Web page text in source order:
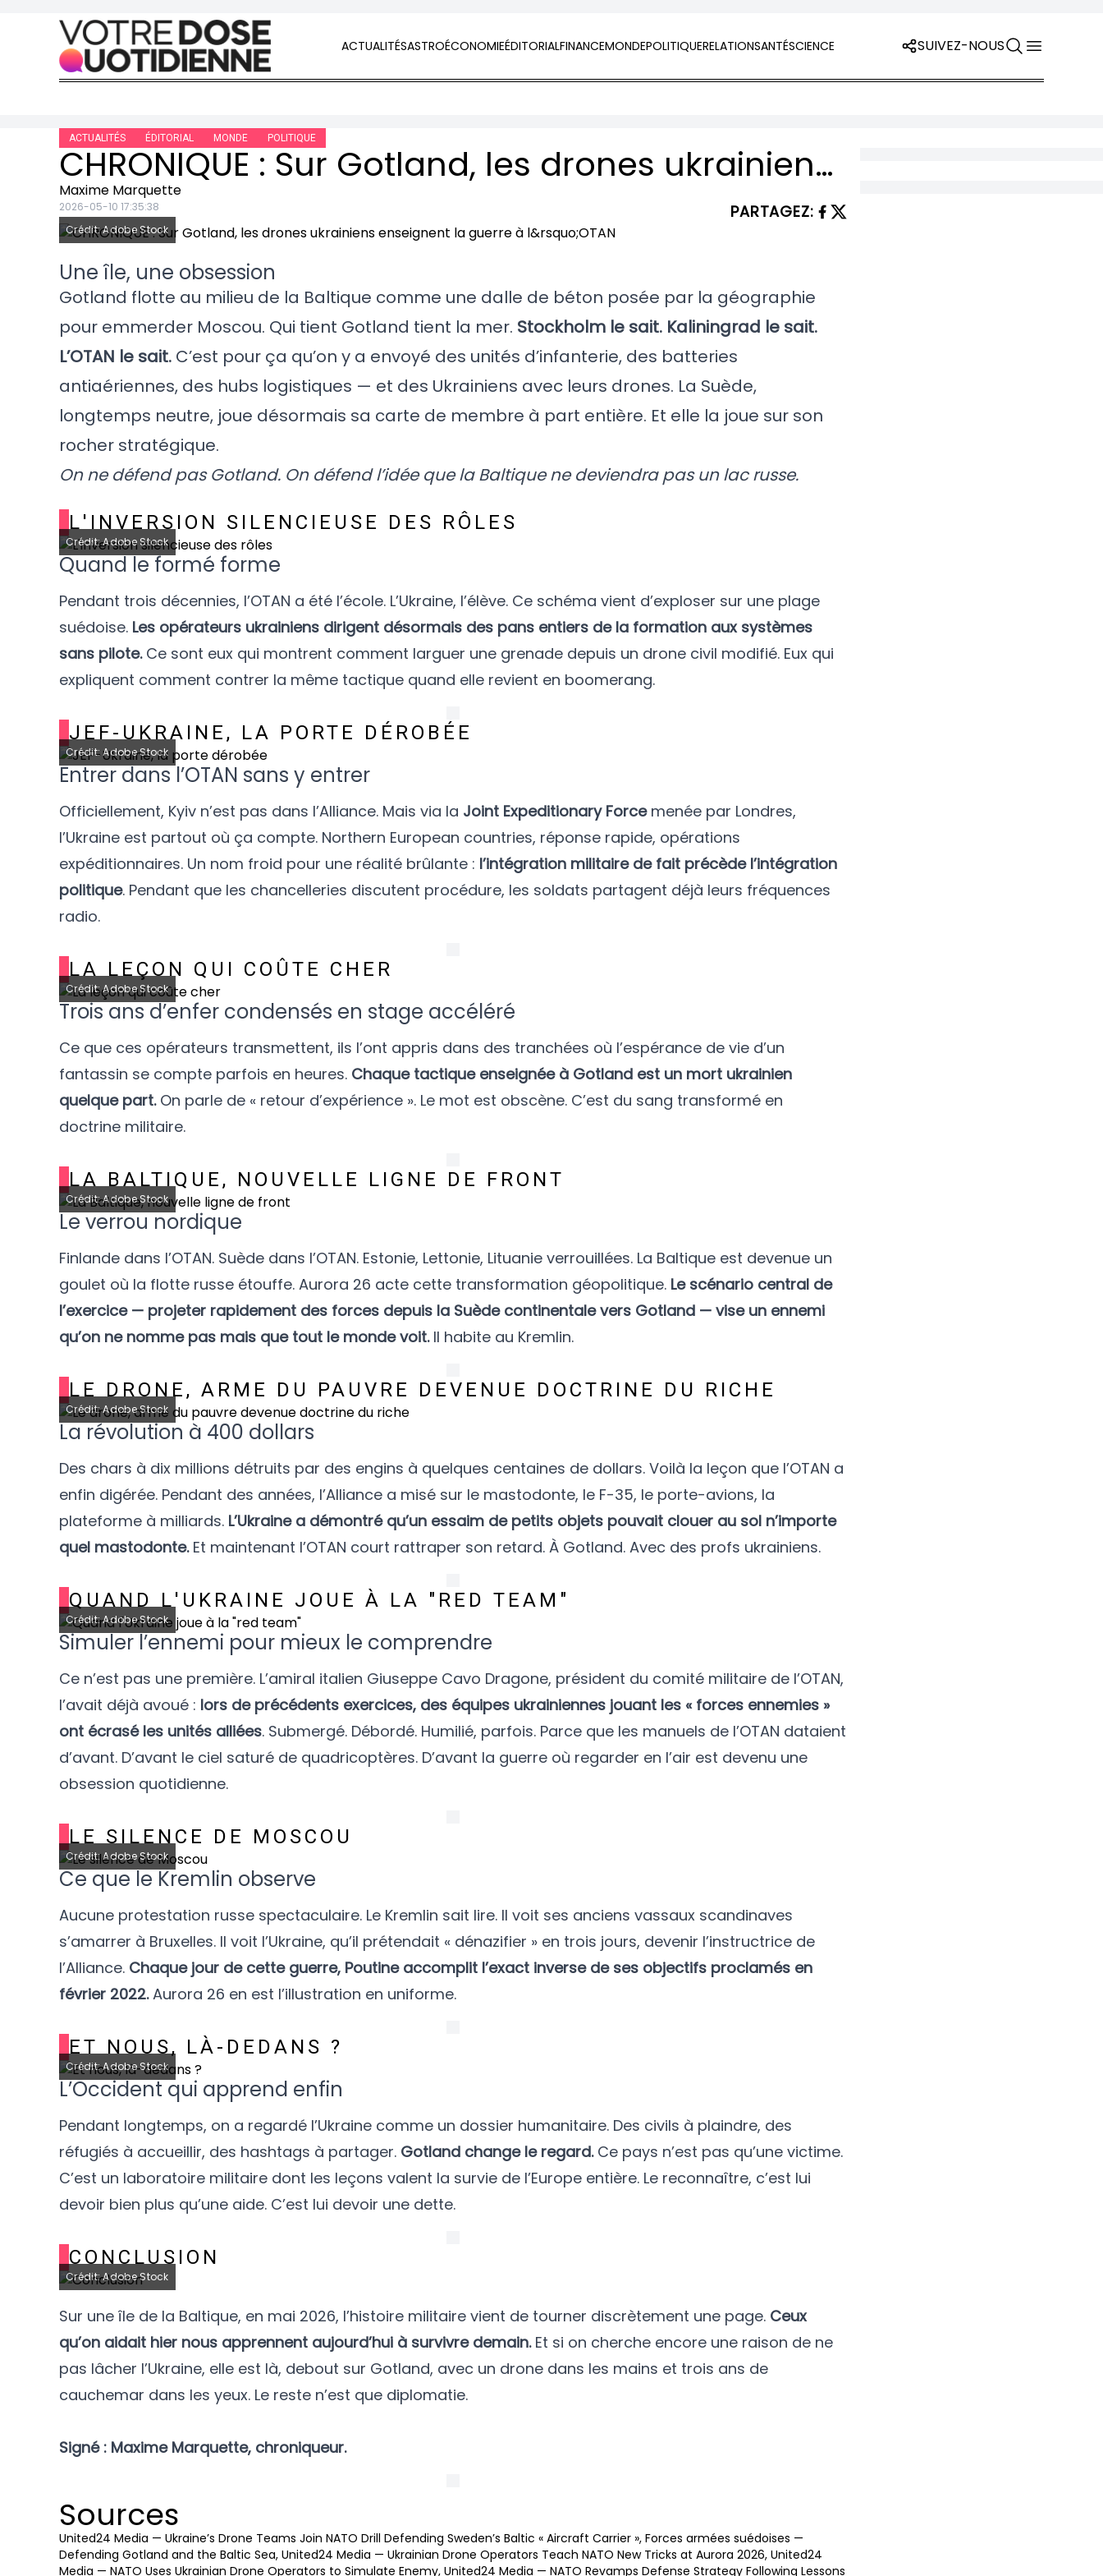
Skip to content
ACTUALITÉSASTROÉCONOMIEÉDITORIALFINANCEMONDEPOLITIQUERELATIONSANTÉSCIENCE SUIVEZ-NOUS
ACTUALITÉS ÉDITORIAL MONDE POLITIQUE
CHRONIQUE : Sur Gotland, les drones ukrainiens enseignent la guerre à l’OTAN
Maxime Marquette
2026-05-10 17:35:38 PARTAGEZ:
Crédit: Adobe Stock
Une île, une obsession
Gotland flotte au milieu de la Baltique comme une dalle de béton posée par la géographie
pour emmerder Moscou. Qui tient Gotland tient la mer. Stockholm le sait. Kaliningrad le sait.
L’OTAN le sait. C’est pour ça qu’on y a envoyé des unités d’infanterie, des batteries
antiaériennes, des hubs logistiques — et des Ukrainiens avec leurs drones. La Suède,
longtemps neutre, joue désormais sa carte de membre à part entière. Et elle la joue sur son
rocher stratégique.
On ne défend pas Gotland. On défend l’idée que la Baltique ne deviendra pas un lac russe.
L'INVERSION SILENCIEUSE DES RÔLES
Crédit: Adobe Stock
Quand le formé forme
Pendant trois décennies, l’OTAN a été l’école. L’Ukraine, l’élève. Ce schéma vient d’exploser sur une plage
suédoise. Les opérateurs ukrainiens dirigent désormais des pans entiers de la formation aux systèmes
sans pilote.Ce sont eux qui montrent comment larguer une grenade depuis un drone civil modifié. Eux qui
expliquent comment contrer la même tactique quand elle revient en boomerang.
JEF-UKRAINE, LA PORTE DÉROBÉE
Crédit: Adobe Stock
Entrer dans l’OTAN sans y entrer
Officiellement, Kyiv n’est pas dans l’Alliance. Mais via la Joint Expeditionary Forcemenée par Londres,
l’Ukraine est partout où ça compte. Northern European countries, réponse rapide, opérations
expéditionnaires. Un nom froid pour une réalité brûlante : l’intégration militaire de fait précède l’intégration
politique. Pendant que les chancelleries discutent procédure, les soldats partagent déjà leurs fréquences
radio.
LA LEÇON QUI COÛTE CHER
Crédit: Adobe Stock
Trois ans d’enfer condensés en stage accéléré
Ce que ces opérateurs transmettent, ils l’ont appris dans des tranchées où l’espérance de vie d’un
fantassin se compte parfois en heures. Chaque tactique enseignée à Gotland est un mort ukrainien
quelque part.On parle de « retour d’expérience ». Le mot est obscène. C’est du sang transformé en
doctrine militaire.
LA BALTIQUE, NOUVELLE LIGNE DE FRONT
Crédit: Adobe Stock
Le verrou nordique
Finlande dans l’OTAN. Suède dans l’OTAN. Estonie, Lettonie, Lituanie verrouillées. La Baltique est devenue un
goulet où la flotte russe étouffe. Aurora 26 acte cette transformation géopolitique. Le scénario central de
l’exercice — projeter rapidement des forces depuis la Suède continentale vers Gotland — vise un ennemi
qu’on ne nomme pas mais que tout le monde voit.Il habite au Kremlin.
LE DRONE, ARME DU PAUVRE DEVENUE DOCTRINE DU RICHE
Crédit: Adobe Stock
La révolution à 400 dollars
Des chars à dix millions détruits par des engins à quelques centaines de dollars. Voilà la leçon que l’OTAN a
enfin digérée. Pendant des années, l’Alliance a misé sur le mastodonte, le F-35, le porte-avions, la
plateforme à milliards. L’Ukraine a démontré qu’un essaim de petits objets pouvait clouer au sol n’importe
quel mastodonte.Et maintenant l’OTAN court rattraper son retard. À Gotland. Avec des profs ukrainiens.
QUAND L'UKRAINE JOUE À LA "RED TEAM"
Crédit: Adobe Stock
Simuler l’ennemi pour mieux le comprendre
Ce n’est pas une première. L’amiral italien Giuseppe Cavo Dragone, président du comité militaire de l’OTAN,
l’avait déjà avoué : lors de précédents exercices, des équipes ukrainiennes jouant les « forces ennemies »
ont écrasé les unités alliées. Submergé. Débordé. Humilié, parfois. Parce que les manuels de l’OTAN dataient
d’avant. D’avant le ciel saturé de quadricoptères. D’avant la guerre où regarder en l’air est devenu une
obsession quotidienne.
LE SILENCE DE MOSCOU
Crédit: Adobe Stock
Ce que le Kremlin observe
Aucune protestation russe spectaculaire. Le Kremlin sait lire. Il voit ses anciens vassaux scandinaves
s’amarrer à Bruxelles. Il voit l’Ukraine, qu’il prétendait « dénazifier » en trois jours, devenir l’instructrice de
l’Alliance. Chaque jour de cette guerre, Poutine accomplit l’exact inverse de ses objectifs proclamés en
février 2022.Aurora 26 en est l’illustration en uniforme.
ET NOUS, LÀ-DEDANS ?
Crédit: Adobe Stock
L’Occident qui apprend enfin
Pendant longtemps, on a regardé l’Ukraine comme un dossier humanitaire. Des civils à plaindre, des
réfugiés à accueillir, des hashtags à partager. Gotland change le regard.Ce pays n’est pas qu’une victime.
C’est un laboratoire militaire dont les leçons valent la survie de l’Europe entière. Le reconnaître, c’est lui
devoir bien plus qu’une aide. C’est lui devoir une dette.
CONCLUSION
Crédit: Adobe Stock
Sur une île de la Baltique, en mai 2026, l’histoire militaire vient de tourner discrètement une page. Ceux
qu’on aidait hier nous apprennent aujourd’hui à survivre demain.Et si on cherche encore une raison de ne
pas lâcher l’Ukraine, elle est là, debout sur Gotland, avec un drone dans les mains et trois ans de
cauchemar dans les yeux. Le reste n’est que diplomatie.
Signé : Maxime Marquette, chroniqueur.
Sources
United24 Media — Ukraine’s Drone Teams Join NATO Drill Defending Sweden’s Baltic « Aircraft Carrier », Forces armées suédoises —
Defending Gotland and the Baltic Sea, United24 Media — Ukrainian Drone Operators Teach NATO New Tricks at Aurora 2026, United24
Media — NATO Uses Ukrainian Drone Operators to Simulate Enemy, United24 Media — NATO Revamps Defense Strategy Following Lessons